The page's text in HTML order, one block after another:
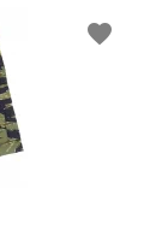
favorite